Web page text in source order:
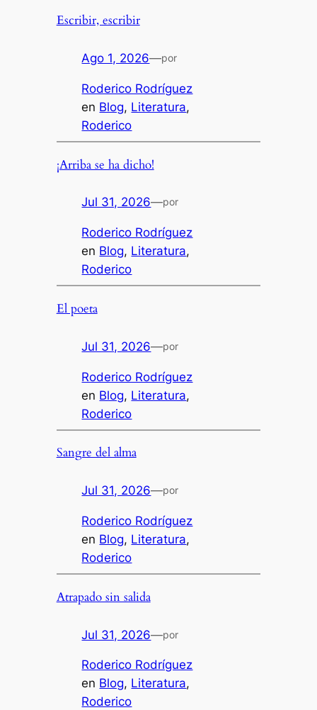
Escribir, escribir
Ago 1, 2026—por
Roderico Rodríguez
en Blog, Literatura
Roderico
¡Arriba se ha dicho!
Jul 31, 2026—por
Roderico Rodríguez
en Blog, Literatura
Roderico
El poeta
Jul 31, 2026—por
Roderico Rodríguez
en Blog, Literatura
Roderico
Sangre del alma
Jul 31, 2026—por
Roderico Rodríguez
en Blog, Literatura
Roderico
Atrapado sin salida
Jul 31, 2026—por
Roderico Rodríguez
en Blog, Literatura
Roderico